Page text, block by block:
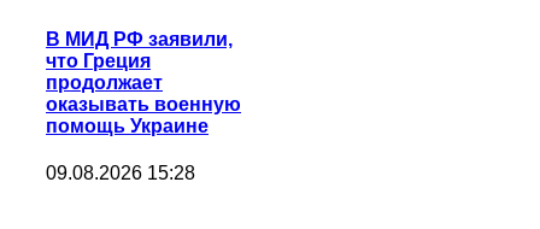
В МИД РФ заявили,
что Греция
продолжает
оказывать военную
помощь Украине
09.08.2026 15:28